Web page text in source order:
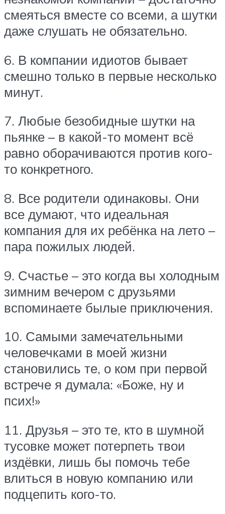
смеяться вместе со всеми, а шутки
даже слушать не обязательно.
6. В компании идиотов бывает
смешно только в первые несколько
минут.
7. Любые безобидные шутки на
пьянке – в какой-то момент всё
равно оборачиваются против кого-
то конкретного.
8. Все родители одинаковы. Они
все думают, что идеальная
компания для их ребёнка на лето –
пара пожилых людей.
9. Счастье – это когда вы холодным
зимним вечером с друзьями
вспоминаете былые приключения.
10. Самыми замечательными
человечками в моей жизни
становились те, о ком при первой
встрече я думала: «Боже, ну и
псих!»
11. Друзья – это те, кто в шумной
тусовке может потерпеть твои
издёвки, лишь бы помочь тебе
влиться в новую компанию или
подцепить кого-то.